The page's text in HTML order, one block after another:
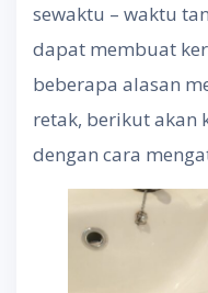
sewaktu – waktu
dapat membuat
beberapa alasan
retak, berikut akan
dengan cara